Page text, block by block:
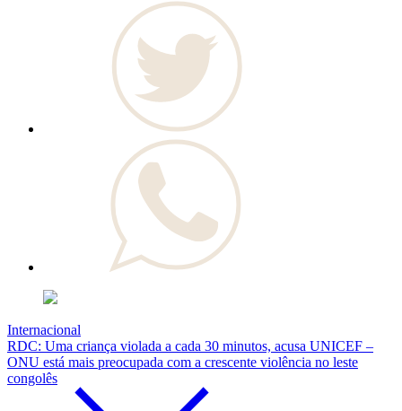
Internacional
RDC: Uma criança violada a cada 30 minutos, acusa UNICEF –
ONU está mais preocupada com a crescente violência no leste
congolês